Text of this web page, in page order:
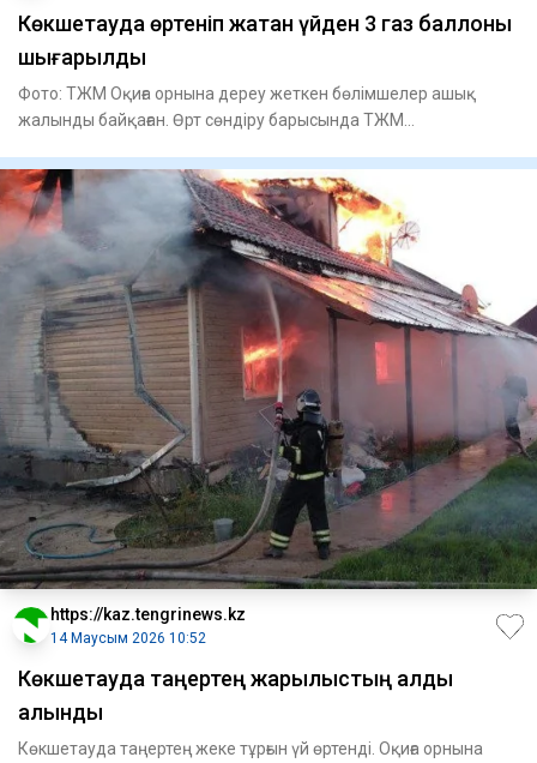
Көкшетауда өртеніп жатқан үйден 3 газ баллоны
шығарылды
Фото: ТЖМ Оқиға орнына дереу жеткен бөлімшелер ашық
жалынды байқаған. Өрт сөндіру барысында ТЖМ
https://kaz.tengrinews.kz
14 Маусым 2026 10:52
Көкшетауда таңертең жарылыстың алды
алынды
Көкшетауда таңертең жеке тұрғын үй өртенді. Оқиға орнына